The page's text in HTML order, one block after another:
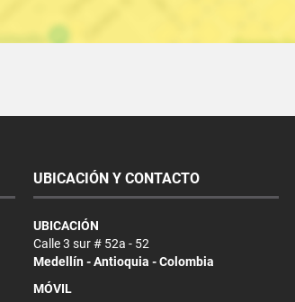
UBICACIÓN Y CONTACTO
UBICACIÓN
Calle 3 sur # 52a - 52
Medellín - Antioquia - Colombia
MÓVIL